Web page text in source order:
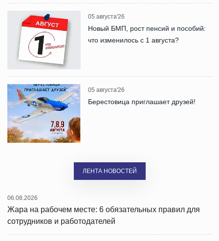
05 августа'26
Новый БМП, рост пенсий и пособий:
что изменилось с 1 августа?
05 августа'26
Берестовица приглашает друзей!
ЛЕНТА НОВОСТЕЙ
06.08.2026
Жара на рабочем месте: 6 обязательных правил для
сотрудников и работодателей